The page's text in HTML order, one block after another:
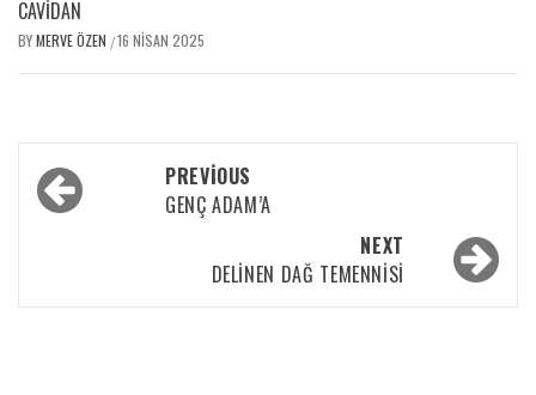
CAVİDAN
BYMERVE ÖZEN /16 NISAN 2025
PREVIOUS
GENÇ ADAM’A
NEXT
DELINEN DAĞ TEMENNISI